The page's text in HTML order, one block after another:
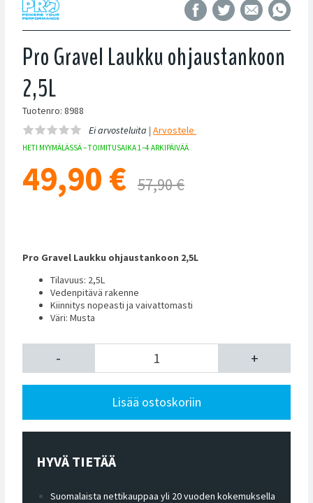
Pro Gravel Laukku ohjaustankoon
2,5L
Tuotenro: 8988
Ei arvosteluita |Arvostele
HETI MYYMÄLÄSSÄ – TOIMITUSAIKA 1–4 ARKIPÄIVÄÄ
49,90 € 57,90 €
Pro Gravel Laukku ohjaustankoon 2,5L
Tilavuus: 2,5L
Vedenpitävä rakenne
Kiinnitys nopeasti ja vaivattomasti
Väri: Musta
- +
Lisää ostoskoriin
HYVÄ TIETÄÄ
Suomalaista nettikauppaa yli 20 vuoden kokemuksella